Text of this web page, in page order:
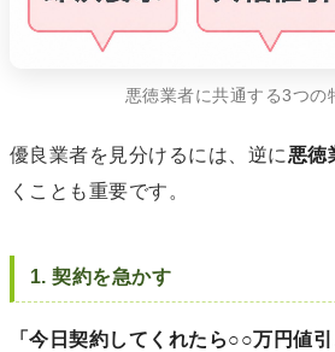
悪徳業者に共通する3つの
優良業者を見分けるには、逆に 悪徳
くことも重要です。
1. 契約を急かす
「今日契約してくれたら○○万円値